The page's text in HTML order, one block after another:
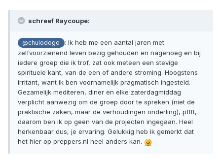
schreef Raycoupe:
@chulodogo
: Ik heb me een aantal jaren met
zelfvoorzienend leven bezig gehouden en nagenoeg en bij
iedere groep die ik trof, zat ook meteen een stevige
spirituele kant, van de een of andere stroming. Hoogstens
irritant, want ik ben voornamelijk pragmatisch ingesteld.
Gezamelijk mediteren, diner en elke zaterdagmiddag
verplicht aanwezig om de groep door te spreken (niet de
praktische zaken, maar de verhoudingen onderling), pffft,
daarom ben ik op geen van de projecten ingegaan. Heel
herkenbaar dus, je ervaring. Gelukkig heb ik gemerkt dat
het hier op preppers.nl heel anders kan.